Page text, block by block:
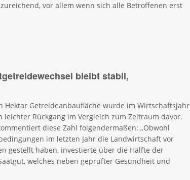
vor allem wenn sich alle Betroffenen erst
bleibt stabil,
Hektar Getreideanbaufläche wurde im Wirtschaftsjahr
leichter Rückgang im Vergleich zum Zeitraum davor.
diese Zahl folgendermaßen: „Obwohl
im letzten Jahr die Landwirtschaft vor
gestellt haben, investierte über die Hälfte der
welches neben geprüfter Gesundheit und